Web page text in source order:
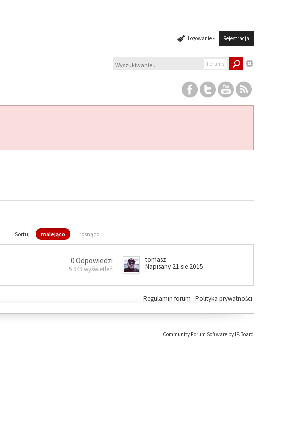
Logowanie » Rejestracja
Forums
Sortuj malejąco rosnąco
0 Odpowiedzi
5 949 wyświetleń
tomasz
Napisany 21 sie 2015
Polityka prywatności
Regulamin forum ·
Community Forum Software by IP.Board